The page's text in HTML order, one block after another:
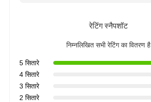
रेटिंग स्नैपशॉट
निम्नलिखित सभी रेटिंग का वितरण है
5 सितारे
4 सितारे
3 सितारे
2 सितारे